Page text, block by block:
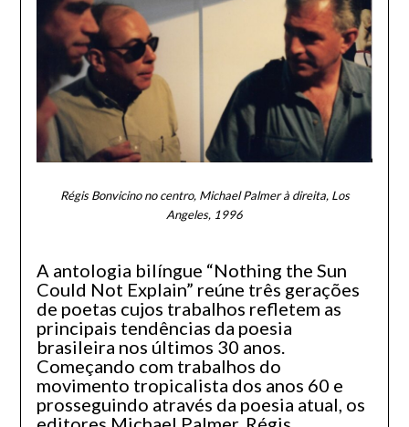
Régis Bonvicino no centro, Michael Palmer à direita, Los
Angeles, 1996
A antologia bilíngue “Nothing the Sun
Could Not Explain” reúne três gerações
de poetas cujos trabalhos refletem as
principais tendências da poesia
brasileira nos últimos 30 anos.
Começando com trabalhos do
movimento tropicalista dos anos 60 e
prosseguindo através da poesia atual, os